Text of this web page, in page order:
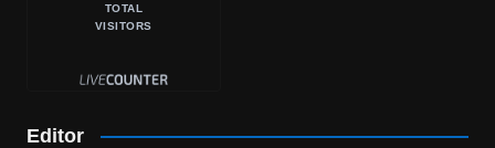
TOTAL
VISITORS
Editor